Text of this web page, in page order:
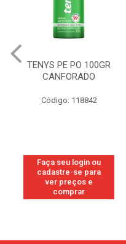
TENYS PE PO 100GR
CANFORADO
Código: 118842
Faça seu login ou
cadastre-se para
ver preços e
comprar